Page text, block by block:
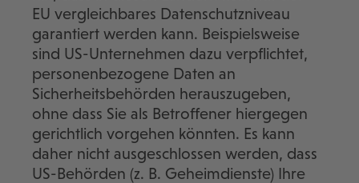
EU vergleichbares Datenschutzniveau
garantiert werden kann. Beispielsweise
sind US-Unternehmen dazu verpflichtet,
personenbezogene Daten an
Sicherheitsbehörden herauszugeben,
ohne dass Sie als Betroffener hiergegen
gerichtlich vorgehen könnten. Es kann
daher nicht ausgeschlossen werden, dass
US-Behörden (z. B. Geheimdienste) Ihre